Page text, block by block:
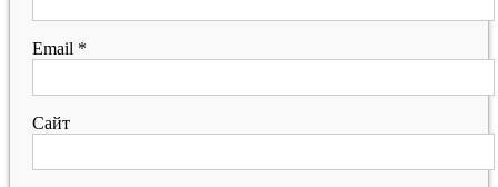
Email *
Сайт